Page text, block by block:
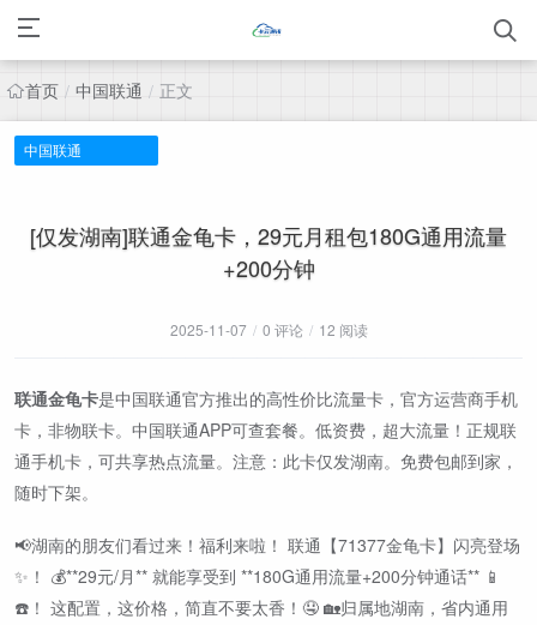
首页 / 中国联通 / 正文
中国联通
[仅发湖南]联通金龟卡，29元月租包180G通用流量
+200分钟
2025-11-07 / 0 评论 / 12 阅读
联通金龟卡是中国联通官方推出的高性价比流量卡，官方运营商手机
卡，非物联卡。中国联通APP可查套餐。低资费，超大流量！正规联
通手机卡，可共享热点流量。注意：此卡仅发湖南。免费包邮到家，
随时下架。
📢湖南的朋友们看过来！福利来啦！ 联通【71377金龟卡】闪亮登场
✨！ 💰**29元/月** 就能享受到 **180G通用流量+200分钟通话** 📱
☎️！ 这配置，这价格，简直不要太香！🤤 🏡归属地湖南，省内通用